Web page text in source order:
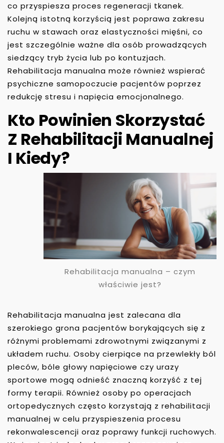
co przyspiesza proces regeneracji tkanek.
Kolejną istotną korzyścią jest poprawa zakresu
ruchu w stawach oraz elastyczności mięśni, co
jest szczególnie ważne dla osób prowadzących
siedzący tryb życia lub po kontuzjach.
Rehabilitacja manualna może również wspierać
psychiczne samopoczucie pacjentów poprzez
redukcję stresu i napięcia emocjonalnego.
Kto Powinien Skorzystać
Z Rehabilitacji Manualnej
I Kiedy?
Rehabilitacja manualna – czym
właściwie jest?
Rehabilitacja manualna jest zalecana dla
szerokiego grona pacjentów borykających się z
różnymi problemami zdrowotnymi związanymi z
układem ruchu. Osoby cierpiące na przewlekły ból
pleców, bóle głowy napięciowe czy urazy
sportowe mogą odnieść znaczną korzyść z tej
formy terapii. Również osoby po operacjach
ortopedycznych często korzystają z rehabilitacji
manualnej w celu przyspieszenia procesu
rekonwalescencji oraz poprawy funkcji ruchowych.